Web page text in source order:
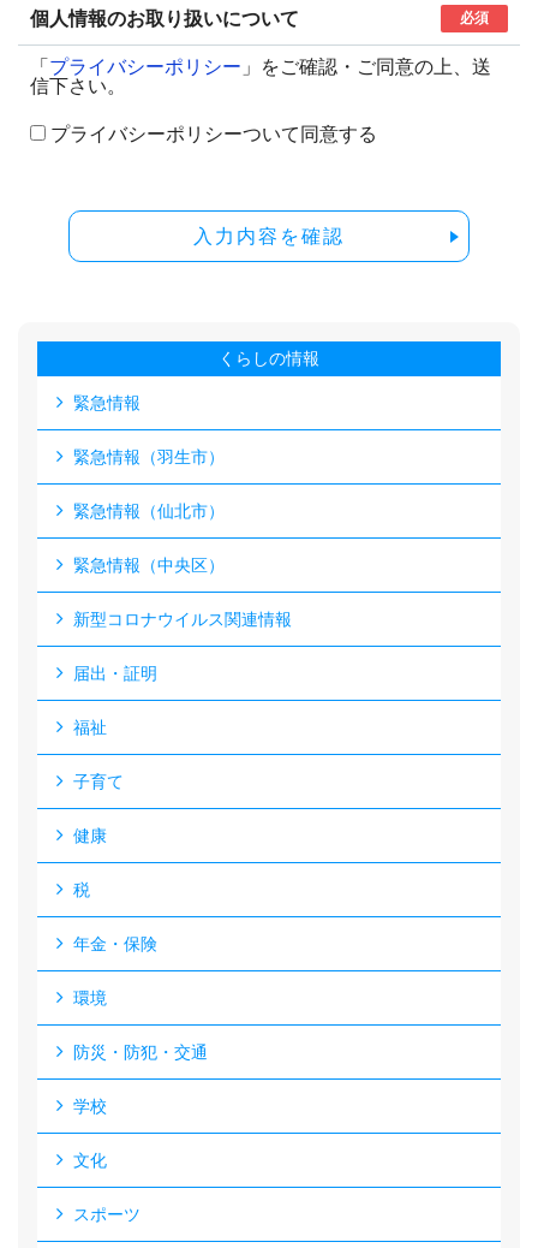
個人情報のお取り扱いについて 必須
「 プライバシーポリシー 」をご確認・ご同意の上、送
信下さい。
プライバシーポリシーついて同意する
入力内容を確認
くらしの情報
緊急情報
緊急情報（羽生市）
緊急情報（仙北市）
緊急情報（中央区）
新型コロナウイルス関連情報
届出・証明
福祉
子育て
健康
税
年金・保険
環境
防災・防犯・交通
学校
文化
スポーツ